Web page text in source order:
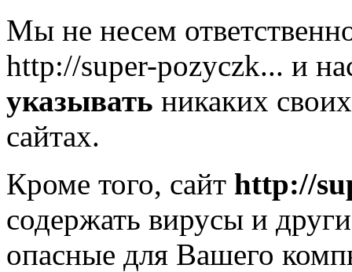
Мы не несем
http://super-pozyczk... и
указывать никаких
сайтах.
Кроме того, сайт http://
содержать вирусы и
опасные для Вашего